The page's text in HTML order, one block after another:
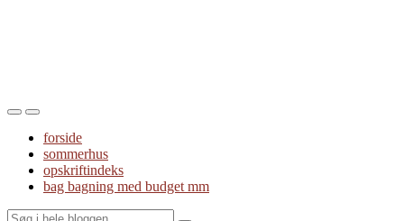
Toggle
mobile
menu
Toggle
the
search
field
forside
sommerhus
opskriftindeks
bag bagning med budget mm